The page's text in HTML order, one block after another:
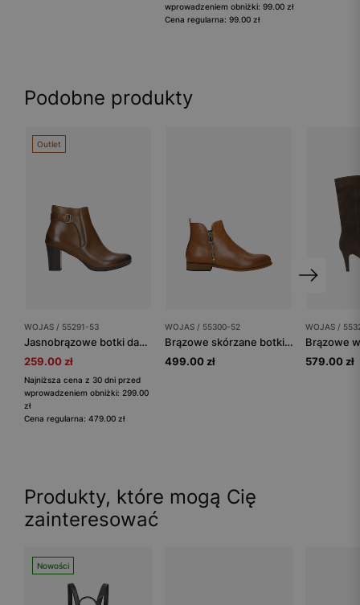
wprowadzeniem obniżki: 99.00 zł
Cena regularna: 99.00 zł
Podobne produkty
Outlet
WOJAS / 55291-53
Jasnobrązowe botki damskie na obcasie
259.00 zł
Najniższa cena z 30 dni przed
wprowadzeniem obniżki: 299.00
zł
Cena regularna: 479.00 zł
WOJAS / 55300-52
Brązowe skórzane botki damskie zapinane na zamek
499.00 zł
WOJAS /
579.00 zł
Produkty, które mogą Cię
zainteresować
Nowości